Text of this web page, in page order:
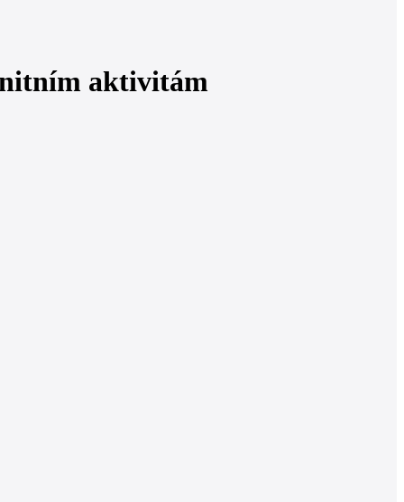
aktivitám